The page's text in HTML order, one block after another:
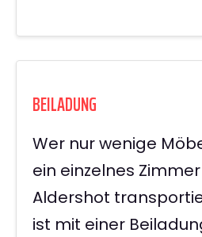
BEILADUNG
Wer nur wenige
ein einzelnes
Aldershot
ist mit einer